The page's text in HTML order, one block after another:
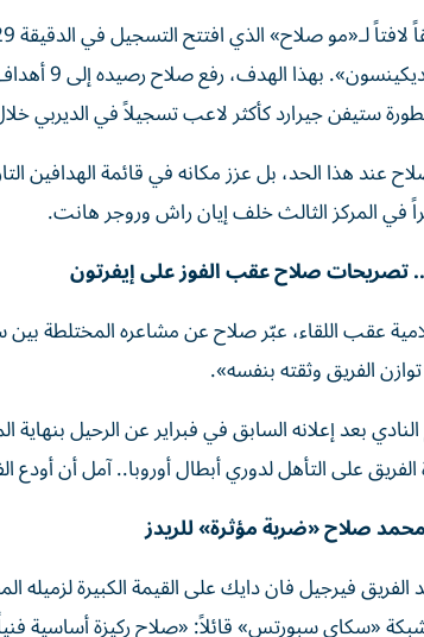
على ملعب
ستيفن جيرارد كأكثر لاعب تسجيلاً في الديربي
في المركز الثالث خلف إيان راش وروجر هانت.
تصريحات صلاح عقب الفوز على إيفرتون
عقب اللقاء، عبّر صلاح عن مشاعره المختلطة بين
الفريق وثقته بنفسه».
بعد إعلانه السابق في فبراير عن الرحيل
على التأهل لدوري أبطال أوروبا.. آمل أن أودع
صلاح «ضربة مؤثرة» للريدز
الفريق فيرجيل فان دايك على القيمة الكبيرة
«سكاي سبورتس» قائلاً: «صلاح ركيزة أساسية